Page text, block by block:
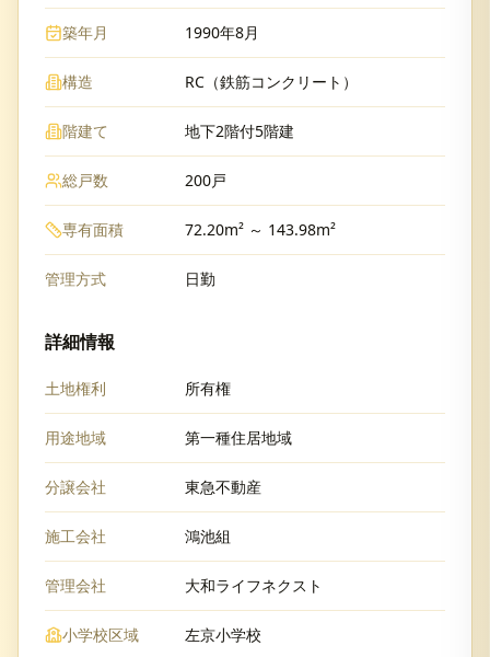
築年月 1990年8月
構造 RC（鉄筋コンクリート）
階建て 地下2階付5階建
総戸数 200戸
専有面積 72.20m² ～ 143.98m²
管理方式 日勤
詳細情報
土地権利 所有権
用途地域 第一種住居地域
分譲会社 東急不動産
施工会社 鴻池組
管理会社 大和ライフネクスト
小学校区域 左京小学校